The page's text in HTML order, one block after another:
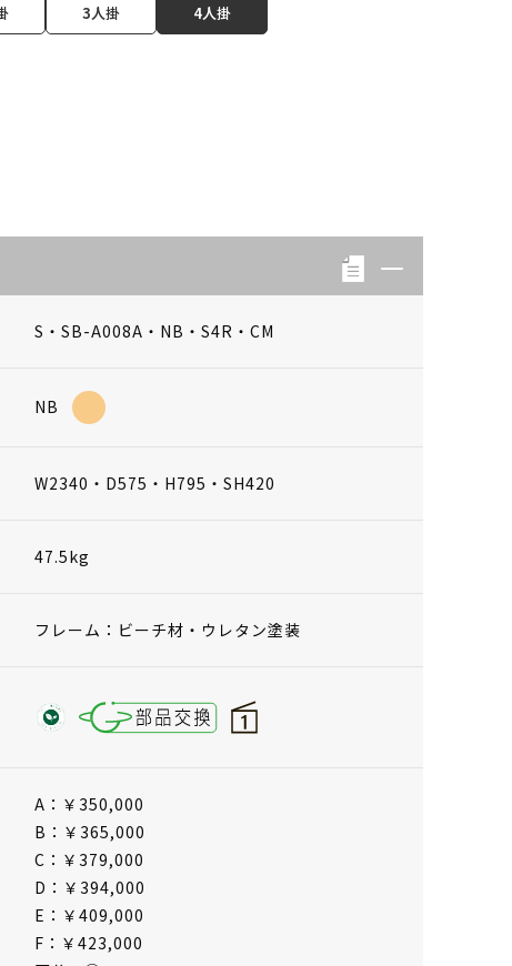
3人掛 4人掛
S・SB-A008A・NB・S4R・CM
NB
W2340・D575・H795・SH420
47.5kg
フレーム：ビーチ材・ウレタン塗装
A：￥350,000
B：￥365,000
C：￥379,000
D：￥394,000
E：￥409,000
F：￥423,000